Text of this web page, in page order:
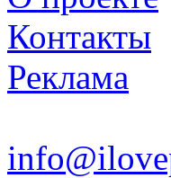
Контакты
Реклама